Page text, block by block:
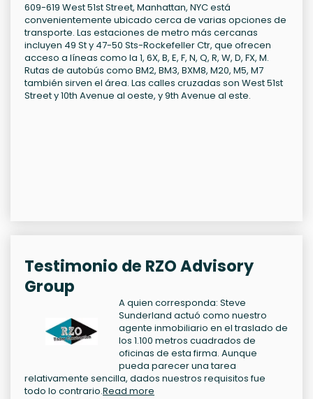
609-619 West 51st Street, Manhattan, NYC está
convenientemente ubicado cerca de varias opciones de
transporte. Las estaciones de metro más cercanas
incluyen 49 St y 47-50 Sts-Rockefeller Ctr, que ofrecen
acceso a líneas como la 1, 6X, B, E, F, N, Q, R, W, D, FX, M.
Rutas de autobús como BM2, BM3, BXM8, M20, M5, M7
también sirven el área. Las calles cruzadas son West 51st
Street y 10th Avenue al oeste, y 9th Avenue al este.
Testimonio de RZO Advisory
Group
A quien corresponda: Steve
Sunderland actuó como nuestro
agente inmobiliario en el traslado de
los 1.100 metros cuadrados de
oficinas de esta firma. Aunque
pueda parecer una tarea
relativamente sencilla, dados nuestros requisitos fue
todo lo contrario.Read more